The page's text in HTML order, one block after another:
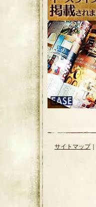
サイトマップ｜